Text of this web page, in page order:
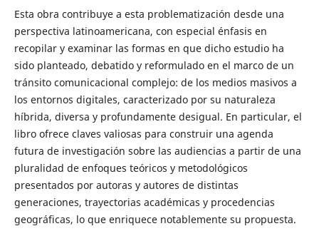
Esta obra contribuye a esta problematización desde una
perspectiva latinoamericana, con especial énfasis en
recopilar y examinar las formas en que dicho estudio ha
sido planteado, debatido y reformulado en el marco de un
tránsito comunicacional complejo: de los medios masivos a
los entornos digitales, caracterizado por su naturaleza
híbrida, diversa y profundamente desigual. En particular, el
libro ofrece claves valiosas para construir una agenda
futura de investigación sobre las audiencias a partir de una
pluralidad de enfoques teóricos y metodológicos
presentados por autoras y autores de distintas
generaciones, trayectorias académicas y procedencias
geográficas, lo que enriquece notablemente su propuesta.